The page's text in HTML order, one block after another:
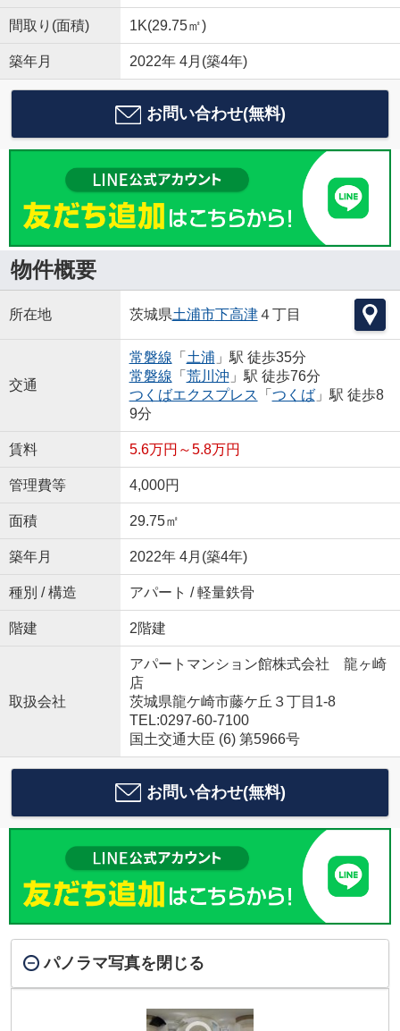
間取り(面積) 1K(29.75㎡)
築年月 2022年 4月(築4年)
お問い合わせ(無料)
物件概要
所在地 茨城県土浦市下高津４丁目
交通
常磐線 「 土浦 」駅 徒歩35分
常磐線 「 荒川沖 」駅 徒歩76分
つくばエクスプレス 「 つくば」駅 徒歩8
9分
賃料 5.6万円～5.8万円
管理費等 4,000円
面積 29.75㎡
築年月 2022年 4月(築4年)
種別 / 構造 アパート / 軽量鉄骨
階建 2階建
取扱会社
アパートマンション館株式会社 龍ヶ崎
店
茨城県龍ケ崎市藤ケ丘３丁目1-8
TEL:0297-60-7100
国土交通大臣 (6) 第5966号
お問い合わせ(無料)
パノラマ写真を閉じる